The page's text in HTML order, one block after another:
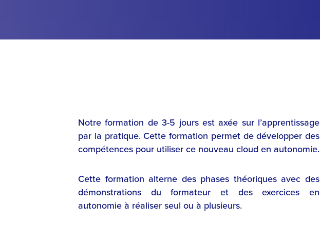
Notre formation de 3-5 jours est axée sur l’apprentissage
par la pratique. Cette formation permet de développer des
compétences pour utiliser ce nouveau cloud en autonomie.
Cette formation alterne des phases théoriques avec des
démonstrations du formateur et des exercices en
autonomie à réaliser seul ou à plusieurs.